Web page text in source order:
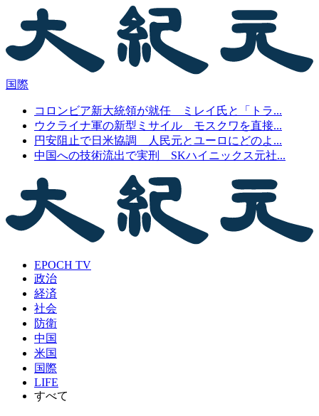
国際
コロンビア新大統領が就任 ミレイ氏と「トラ...
ウクライナ軍の新型ミサイル モスクワを直接...
円安阻止で日米協調 人民元とユーロにどのよ...
中国への技術流出で実刑 SKハイニックス元社...
EPOCH TV
政治
経済
社会
防衛
中国
米国
国際
LIFE
すべて